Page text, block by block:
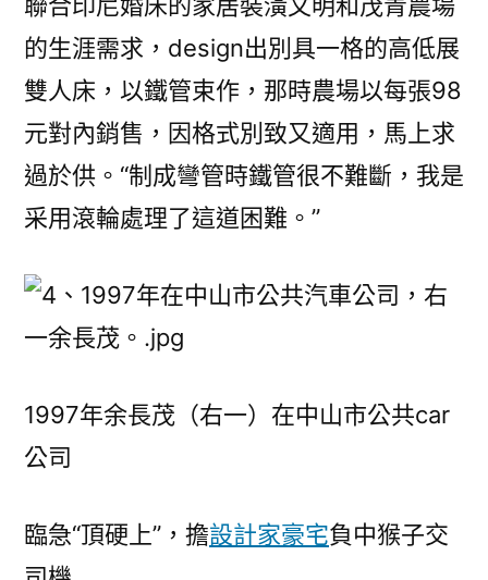
的生涯需求，design出別具一格的高低展
雙人床，以鐵管束作，那時農場以每張98
元對內銷售，因格式別致又適用，馬上求
過於供。“制成彎管時鐵管很不難斷，我是
采用滾輪處理了這道困難。”
1997年余長茂（右一）在中山市公共car
公司
臨急“頂硬上”，擔設計家豪宅負中猴子交